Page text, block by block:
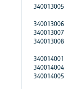
340013005
340013006
340013007
340013008
340014001
340014004
340014005